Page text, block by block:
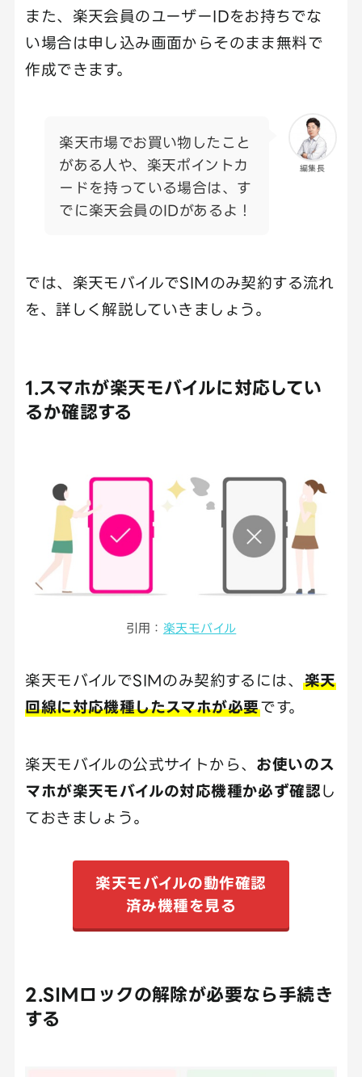
また、楽天会員のユーザーIDをお持ちでな
い場合は申し込み画面からそのまま無料で
作成できます。
編集長
楽天市場でお買い物したこと
がある人や、楽天ポイントカ
ードを持っている場合は、す
でに楽天会員のIDがあるよ！
では、楽天モバイルでSIMのみ契約する流れ
を、詳しく解説していきましょう。
1.スマホが楽天モバイルに対応してい
るか確認する
引用： 楽天モバイル
楽天モバイルでSIMのみ契約するには、楽天
回線に対応機種したスマホが必要です。
楽天モバイルの公式サイトから、 お使いのス
マホが楽天モバイルの対応機種か必ず確認し
ておきましょう。
楽天モバイルの動作確認
済み機種を見る
2.SIMロックの解除が必要なら手続き
する